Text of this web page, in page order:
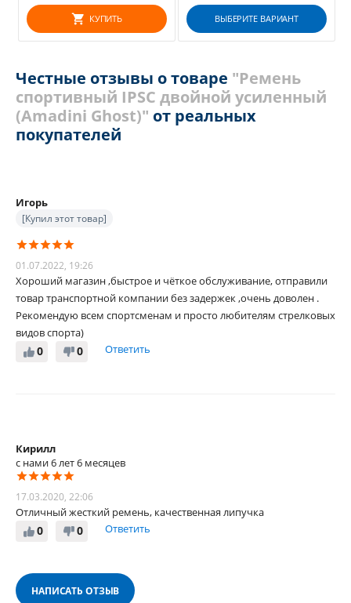
КУПИТЬ ВЫБЕРИТЕ ВАРИАНТ
Честные отзывы о товаре "Ремень
спортивный IPSC двойной усиленный
(Amadini Ghost)" от реальных
покупателей
Игорь
[Купил этот товар]
01.07.2022, 19:26
Хороший магазин ,быстрое и чёткое обслуживание, отправили
товар транспортной компании без задержек ,очень доволен .
Рекомендую всем спортсменам и просто любителям стрелковых
видов спорта)
0
0 Ответить
Кирилл
с нами 6 лет 6 месяцев
17.03.2020, 22:06
Отличный жесткий ремень, качественная липучка
0
0 Ответить
НАПИСАТЬ ОТЗЫВ